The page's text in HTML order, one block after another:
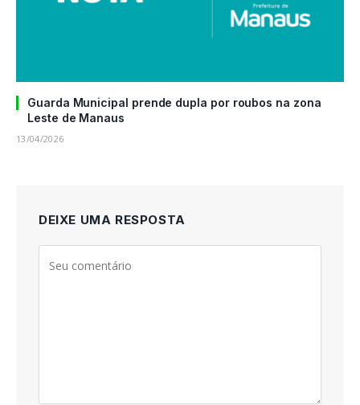
Guarda Municipal prende dupla por roubos na zona
Leste de Manaus
13/04/2026
DEIXE UMA RESPOSTA